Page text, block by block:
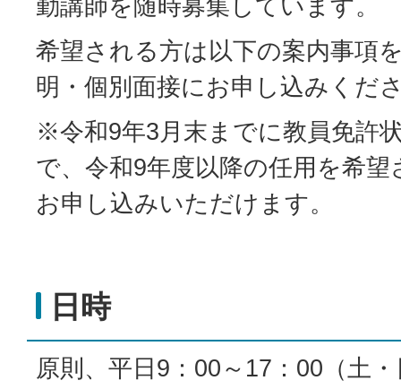
勤講師を随時募集しています。
希望される方は以下の案内事項
明・個別面接にお申し込みくだ
※令和9年3月末までに教員免許
で、令和9年度以降の任用を希
お申し込みいただけます。
日時
原則、平日9：00～17：00（土